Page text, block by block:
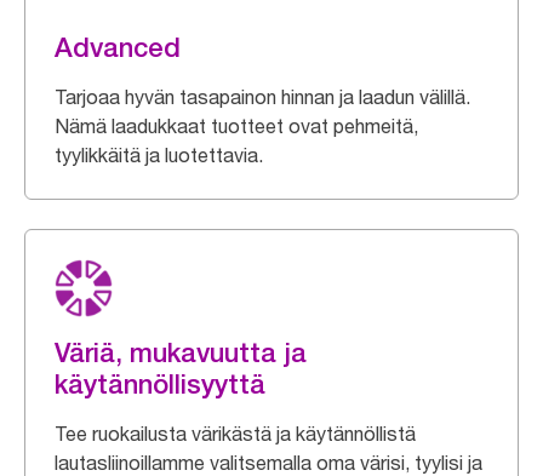
Advanced
Tarjoaa hyvän tasapainon hinnan ja laadun välillä.
Nämä laadukkaat tuotteet ovat pehmeitä,
tyylikkäitä ja luotettavia.
Väriä, mukavuutta ja
käytännöllisyyttä
Tee ruokailusta värikästä ja käytännöllistä
lautasliinoillamme valitsemalla oma värisi, tyylisi ja